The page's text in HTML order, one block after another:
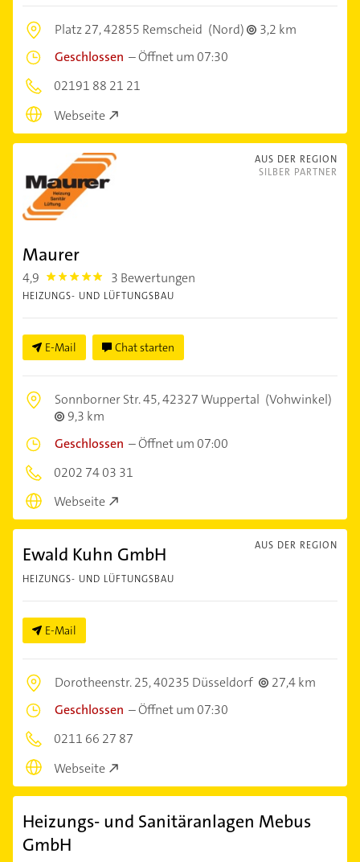
Platz 27,42855 Remscheid (Nord)
3,2 km
Geschlossen –Öffnet um 07:30
02191 88 21 21
Webseite
AUS DER REGION
SILBER PARTNER
Maurer
4,9 4.9 3 Bewertungen
HEIZUNGS- UND LÜFTUNGSBAU
E-Mail Chat starten
Sonnborner Str. 45,42327 Wuppertal (Vohwinkel)
9,3 km
Geschlossen –Öffnet um 07:00
0202 74 03 31
Webseite
AUS DER REGION
Ewald Kuhn GmbH
HEIZUNGS- UND LÜFTUNGSBAU
E-Mail
Dorotheenstr. 25,40235 Düsseldorf
27,4 km
Geschlossen –Öffnet um 07:30
0211 66 27 87
Webseite
Heizungs- und Sanitäranlagen Mebus
GmbH